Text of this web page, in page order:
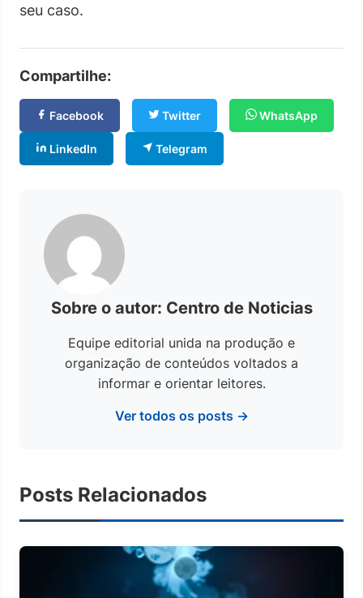
seu caso.
Compartilhe:
Facebook Twitter WhatsApp
LinkedIn Telegram
Sobre o autor: Centro de Noticias
Equipe editorial unida na produção e
organização de conteúdos voltados a
informar e orientar leitores.
Ver todos os posts →
Posts Relacionados